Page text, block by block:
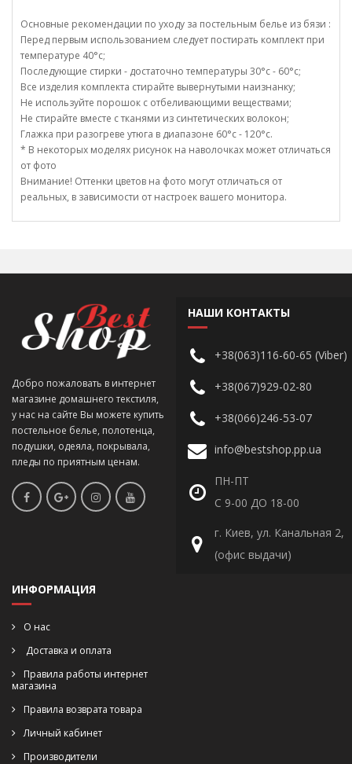
Основные рекомендации по уходу за постельным белье из бязи :
Перед первым использованием следует постирать комплект при
температуре 40°c;
Последующие стирки - достаточно температуры 30°c - 60°c;
Все изделия комплекта стирайте вывернутыми наизнанку;
Не используйте порошок с отбеливающими веществами;
Не стирайте вместе с тканями из синтетических волокон;
Глажка при разогреве утюга в диапазоне 60°c - 120°c.
* В некоторых моделях рисунок на наволочках может отличаться
от фото
Внимание! Оттенки цветов на фото могут отличаться от
реальных, в зависимости от настроек вашего монитора.
Добро пожаловать в интернет
магазине домашнего текстиля,
у нас на сайте Вы можете купить
постельное белье, полотенца,
подушки, одеяла, покрывала,
пледы по приятным ценам.
НАШИ КОНТАКТЫ
+38(063)116-60-65 (Viber)
+38(067)929-02-80
+38(066)246-53-07
info@bestshop.pp.ua
ПН-ПТ
С 9-00 ДО 18-00
г. Киев, ул. Канальная 2,
(офис выдачи)
ИНФОРМАЦИЯ
О нас
Доставка и оплата
Правила работы интернет
магазина
Правила возврата товара
Личный кабинет
Производители